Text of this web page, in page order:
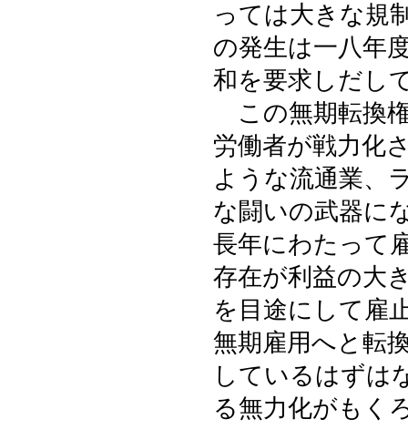
っては大きな規
の発生は一八年
和を要求しだし
この無期転換
労働者が戦力化
ような流通業、
な闘いの武器に
長年にわたって
存在が利益の大
を目途にして雇
無期雇用へと転
しているはずは
る無力化がもく